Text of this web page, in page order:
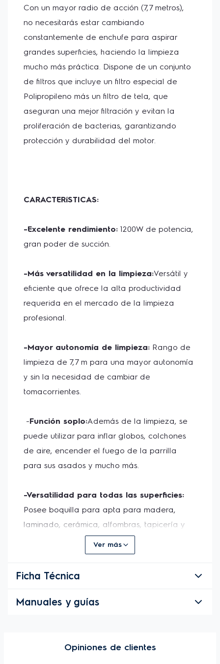
-Mayor autonomía de limpieza:Rango de limpieza
de 7,7 m para una mayor autonomía y sin la
Función soplo:Además de la limpieza, se puede
encender el fuego de la parrilla para sus asados y
mucho más.
-Versatilidad para todas las superficies:
boquilla para apta para madera, laminado,
cerámica, alfombras, tapicería y cortinas.
Con un mayor radio de acción (7,7 metros),
no necesitarás estar cambiando
constantemente de enchufe para aspirar
grandes superficies, haciendo la limpieza
mucho más práctica. Dispone de un conjunto
de filtros que incluye un filtro especial de
Polipropileno más un filtro de tela, que
aseguran una mejor filtración y evitan la
proliferación de bacterias, garantizando
protección y durabilidad del motor.
CARACTERíSTICAS:
-Excelente rendimiento: 1200W de potencia,
gran poder de succión.
-Más versatilidad en la limpieza:Versátil y
eficiente que ofrece la alta productividad
requerida en el mercado de la limpieza
profesional.
-Mayor autonomía de limpieza: Rango de
limpieza de 7,7 m para una mayor autonomía
y sin la necesidad de cambiar de
tomacorrientes.
-Función soplo:Además de la limpieza, se
puede utilizar para inflar globos, colchones
de aire, encender el fuego de la parrilla
para sus asados y mucho más.
-Versatilidad para todas las superficies:
Posee boquilla para apta para madera,
laminado, cerámica, alfombras, tapicería y
Ver más
Ficha Técnica
Manuales y guías
Opiniones de clientes